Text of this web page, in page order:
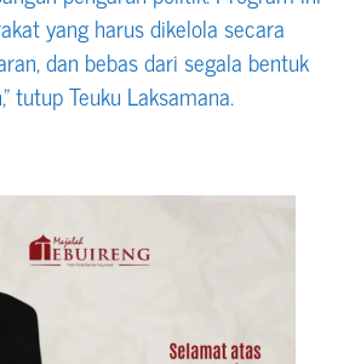
yang harus dikelola secara
dan bebas dari segala bentuk
tutup Teuku Laksamana.